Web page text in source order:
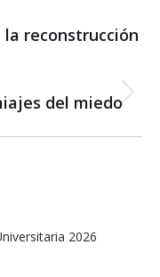
reconstrucción
del miedo
2026